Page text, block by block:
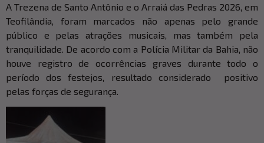
A Trezena de Santo Antônio e o Arraiá das Pedras 2026, em
Teofilândia, foram marcados não apenas pelo grande
público e pelas atrações musicais, mas também pela
tranquilidade. De acordo com a Polícia Militar da Bahia, não
houve registro de ocorrências graves durante todo o
período dos festejos, resultado considerado positivo
pelas forças de segurança.